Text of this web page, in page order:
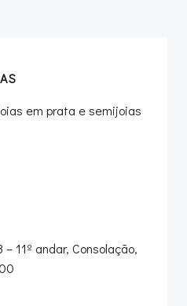
em prata e semijoias
11º andar, Consolação,